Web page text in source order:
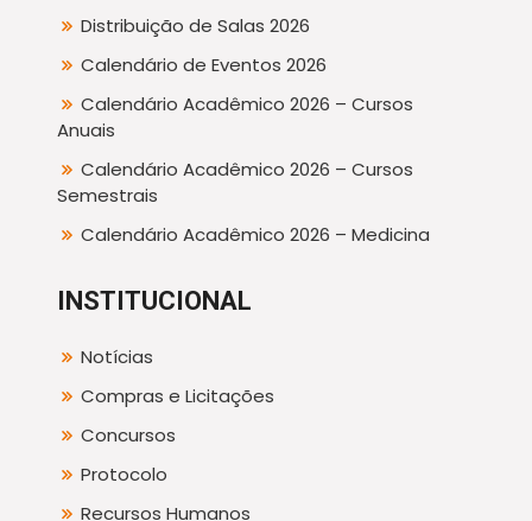
Distribuição de Salas 2026
Calendário de Eventos 2026
Calendário Acadêmico 2026 – Cursos
Anuais
Calendário Acadêmico 2026 – Cursos
Semestrais
Calendário Acadêmico 2026 – Medicina
INSTITUCIONAL
Notícias
Compras e Licitações
Concursos
Protocolo
Recursos Humanos